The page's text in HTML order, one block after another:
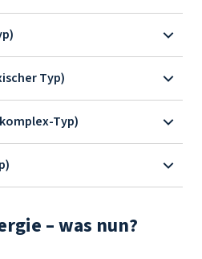
Typ)
Typ)
– was nun?